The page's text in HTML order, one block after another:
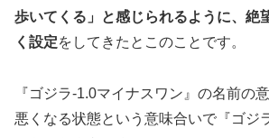
歩いてくる」と感じられるように、絶
く設定をしてきたとこのことです。
『ゴジラ-1.0マイナスワン』の名前の
悪くなる状態という意味合いで『ゴジ